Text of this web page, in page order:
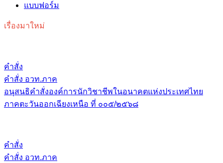
แบบฟอร์ม
เรื่องมาใหม่
คำสั่ง
คำสั่ง อวท.ภาค
อนุสนธิคำสั่งองค์การนักวิชาชีพในอนาคตแห่งประเทศไทย
ภาคตะวันออกเฉียงเหนือ ที่ ๐๐๕/๒๕๖๘
คำสั่ง
คำสั่ง อวท.ภาค